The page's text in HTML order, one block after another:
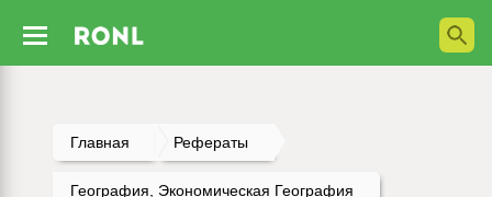
Главная Рефераты
География, Экономическая География